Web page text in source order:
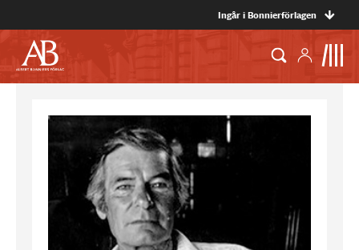
Ingår i Bonnierförlagen